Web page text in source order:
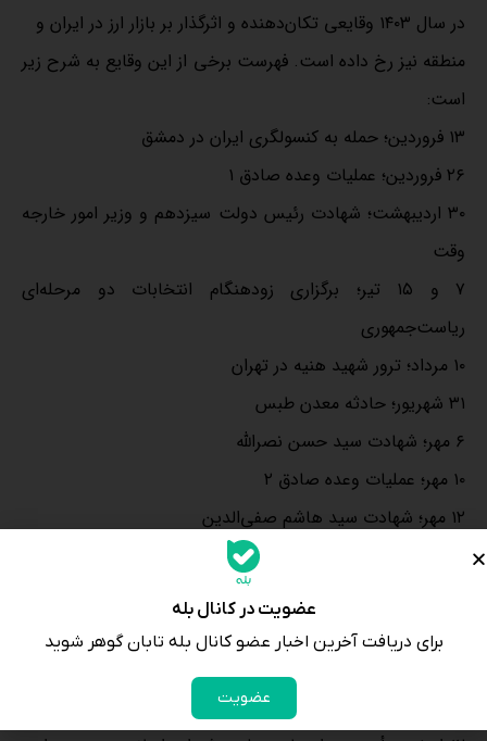
در سال ۱۴۰۳ وقایعی تکان‌دهنده و اثرگذار بر بازار ارز در ایران و
منطقه نیز رخ داده است. فهرست برخی از این وقایع به شرح زیر
است:
۱۳ فروردین؛ حمله به کنسولگری ایران در دمشق
۲۶ فروردین؛ عملیات وعده صادق ۱
۳۰ اردیبهشت؛ شهادت رئیس‌ دولت سیزدهم و وزیر امور خارجه
وقت
۷ و ۱۵ تیر؛ برگزاری زودهنگام انتخابات دو مرحله‌ای
ریاست‌جمهوری
۱۰ مرداد؛ ترور شهید هنیه در تهران
۳۱ شهریور؛ حادثه معدن طبس
۶ مهر؛ شهادت سید حسن نصرالله
۱۰ مهر؛ عملیات وعده صادق ۲
۱۲ مهر؛ شهادت سید هاشم صفی‌الدین
عضویت در کانال بله
برای دریافت آخرین اخبار عضو کانال بله تابان گوهر شوید
عضویت